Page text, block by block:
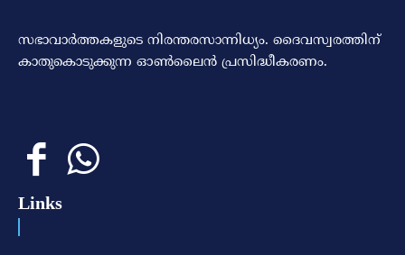
സഭാവാര്‍ത്തകളുടെ നിരന്തരസാന്നിധ്യം. ദൈവസ്വരത്തിന്‌
കാതുകൊടുക്കുന്ന ഓണ്‍ലൈന്‍ പ്രസിദ്ധീകരണം.
Links